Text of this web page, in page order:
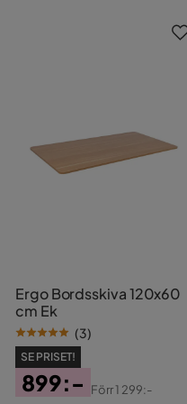
Ergo Bordsskiva 120x60
cm Ek
(3)
SE PRISET!
899:-
Förr1 299:-